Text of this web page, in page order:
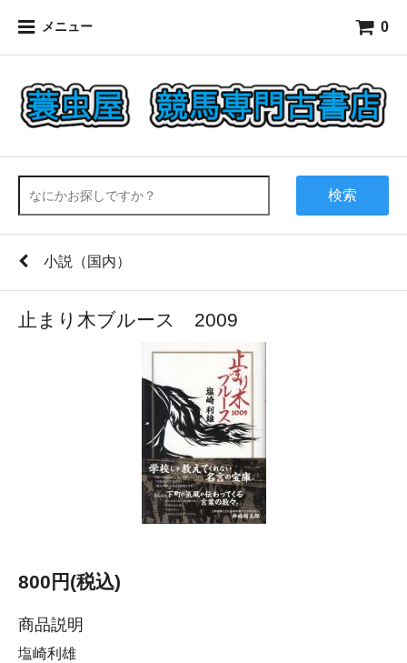
メニュー 0
検索
小説（国内）
止まり木ブルース 2009
800円(税込)
商品説明
塩崎利雄